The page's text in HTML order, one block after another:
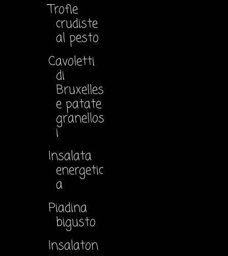
Trofie
crudiste
al pesto
Cavoletti
di
Bruxelles
e patate
granellos
i
Insalata
energetic
a
Piadina
bigusto
Insalaton